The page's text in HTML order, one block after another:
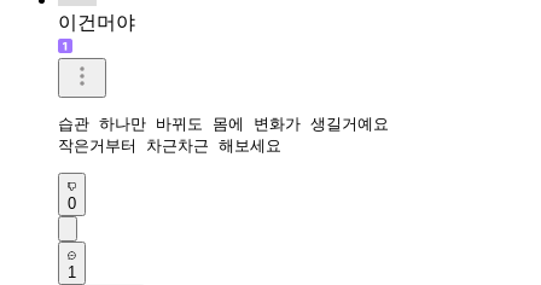
이건머야
습관 하나만 바뀌도 몸에 변화가 생길거예요
작은거부터 차근차근 해보세요
0
1